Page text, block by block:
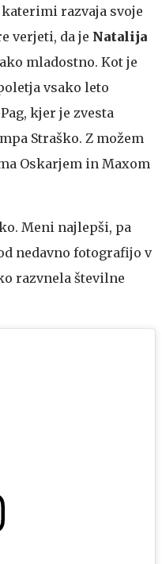
razvaja svoje
verjeti, da je Natalija
mladostno. Kot je
vsako leto
kjer je zvesta
Straško. Z možem
Oskarjem in Maxom
Meni najlepši, pa
nedavno fotografijo v
razvnela številne